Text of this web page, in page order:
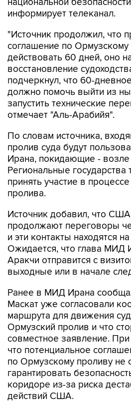
информирует телеканал.
"Источник продолжил, что
соглашение по Ормузскому
действовать 60 дней, оно
восстановление
подчеркнул, что 60-
должно помочь выйти из
запустить технические
отмечает "Аль-Арабийя".
По словам источника,
пролив суда будут
Ирана, покидающие -
Региональные государства
принять участие в
пролива.
Источник добавил, что
продолжают переговоры
и эти контакты находятся
Ожидается, что глава МИД
Аракчи отправится с
выходные или в начале
Ранее в МИД Ирана
Маскат уже согласовали
маршрута для движения
Ормузский пролив и что
совместное заявление.
что потенциальное
по Ормузскому проливу не
гарантировать
коридоре из-за риска
действий США.